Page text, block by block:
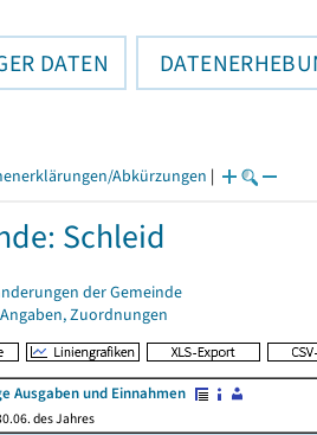
DATEN
Abkürzungen |
Schleid
der Gemeinde
Zuordnungen
Ausgaben und Einnahmen
des Jahres